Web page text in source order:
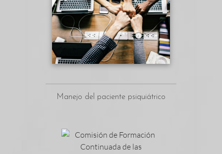
Manejo del paciente psiquiátrico